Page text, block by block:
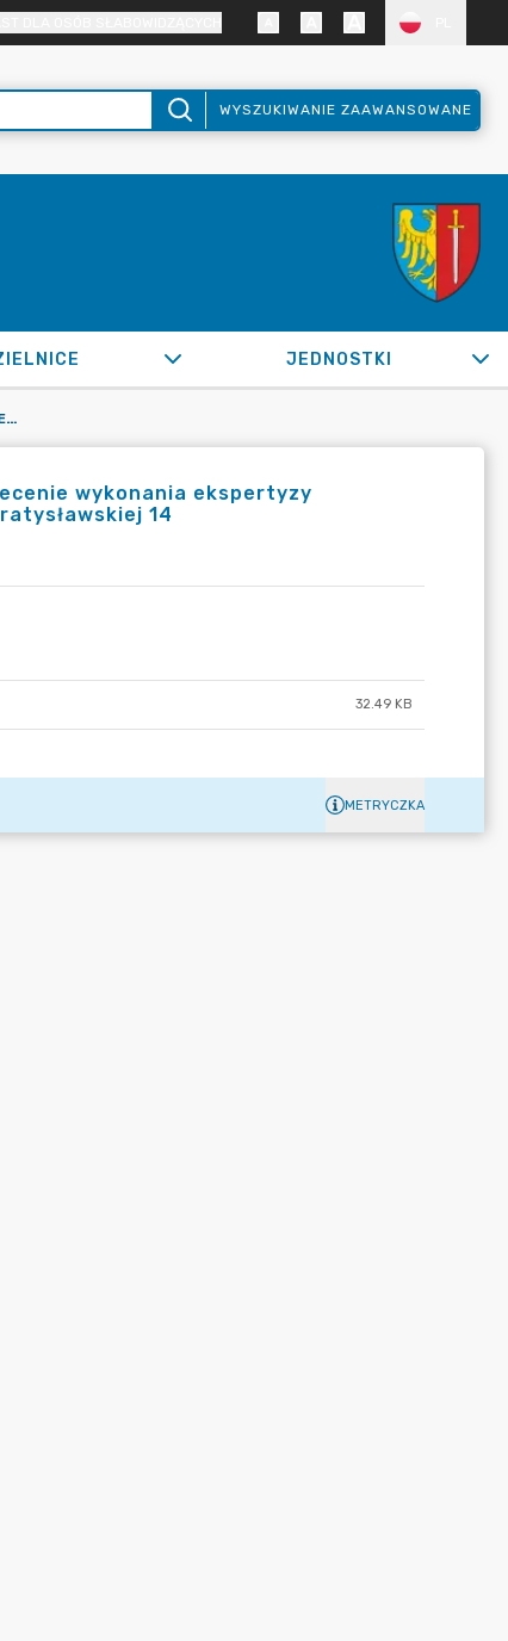
WYSZUKIWANIE ZAAWANSOWANE
JEDNOSTKI
OR.0050.188.2022_IN W SPRAWIE UDZIELANIE ZAMÓWIENIA I ZLECENIE WYKONANIA EKSPERTYZY DOTYCZĄCEJ BEPIECZEŃSTWA POŻAROWEGO BUDYNKU PRZY UL. BRATYSŁAWSKIEJ 14
wykonania ekspertyzy
14
32.49 KB
METRYCZKA